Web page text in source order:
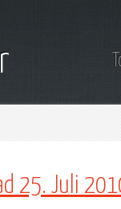
25. Juli